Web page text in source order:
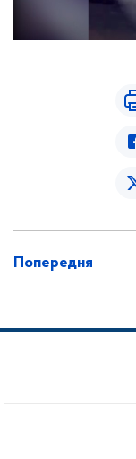
Попередня